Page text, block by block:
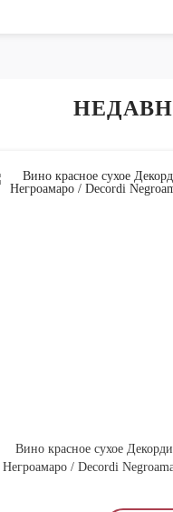
Вино красное сухое Декорди
Негроамаро / Decordi